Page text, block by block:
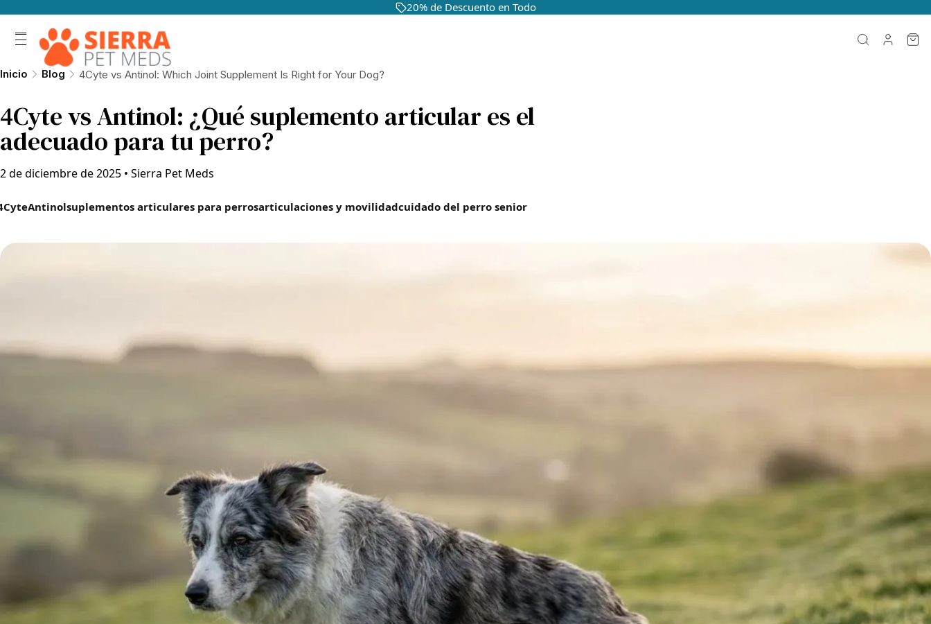
20% de Descuento en Todo
Inicio Blog 4Cyte vs Antinol: Which Joint Supplement Is Right for Your Dog?
4Cyte vs Antinol: ¿Qué suplemento articular es el
adecuado para tu perro?
2 de diciembre de 2025 • Sierra Pet Meds
Antinolsuplementos articulares para perrosarticulaciones y movilidadcuidado del perro senior